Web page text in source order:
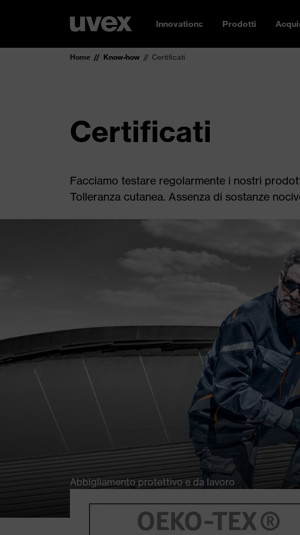
Innovations Prodotti
Home Know-how Certificati
Certificati
Facciamo testare regolarmente i nostri
Tolleranza cutanea. Assenza di sostanze
Abbigliamento protettivo e da lavoro